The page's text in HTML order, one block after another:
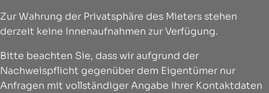
Zur Wahrung der Privatsphäre des Mieters stehen
derzeit keine Innenaufnahmen zur Verfügung.
Bitte beachten Sie, dass wir aufgrund der
Nachweispflicht gegenüber dem Eigentümer nur
Anfragen mit vollständiger Angabe ihrer Kontaktdaten